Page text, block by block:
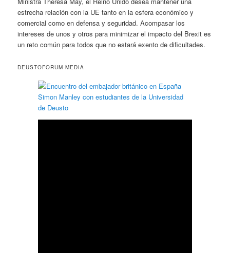
estrecha relación con la UE tanto en la esfera económico y
comercial como en defensa y seguridad. Acompasar los
intereses de unos y otros para minimizar el impacto del Brexit es
un reto común para todos que no estará exento de dificultades.
DEUSTOFORUM MEDIA